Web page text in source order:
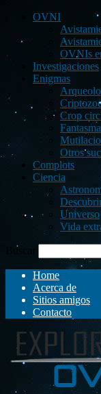
OVNI
OVNIs
Investigaciones
Enigmas
Crop
Otros
Complots
Ciencia
Universo
Vida
Buscar
Home
Acerca de
Sitios amigos
Contacto